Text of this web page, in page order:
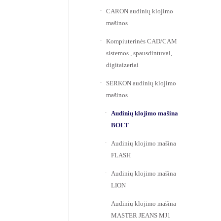
CARON audinių klojimo
mašinos
Kompiuterinės CAD/CAM
sistemos , spausdintuvai,
digitaizeriai
SERKON audinių klojimo
mašinos
Audinių klojimo mašina
BOLT
Audinių klojimo mašina
FLASH
Audinių klojimo mašina
LION
Audinių klojimo mašina
MASTER JEANS MJ1